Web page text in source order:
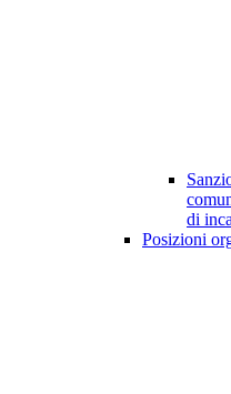
di
Posizioni